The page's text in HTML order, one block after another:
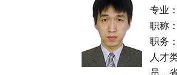
专业
职称
职务
人才
员，